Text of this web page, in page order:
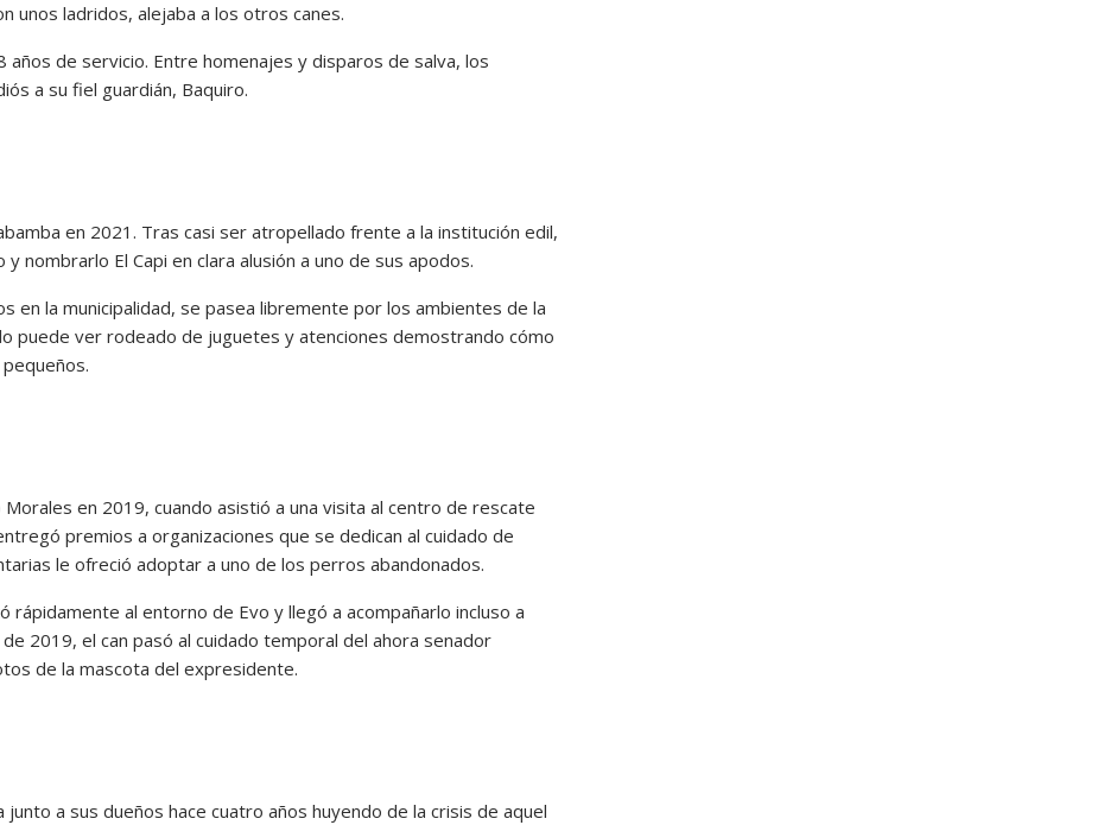
unos ladridos, alejaba a los otros canes.
de servicio. Entre homenajes y disparos de salva, los
a su fiel guardián, Baquiro.
en 2021. Tras casi ser atropellado frente a la institución edil,
nombrarlo El Capi en clara alusión a uno de sus apodos.
en la municipalidad, se pasea libremente por los ambientes de la
puede ver rodeado de juguetes y atenciones demostrando cómo
en 2019, cuando asistió a una visita al centro de rescate
premios a organizaciones que se dedican al cuidado de
le ofreció adoptar a uno de los perros abandonados.
rápidamente al entorno de Evo y llegó a acompañarlo incluso a
2019, el can pasó al cuidado temporal del ahora senador
de la mascota del expresidente.
a sus dueños hace cuatro años huyendo de la crisis de aquel